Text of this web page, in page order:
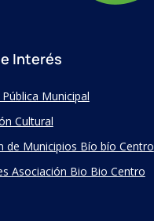
Interés
Municipal
Cultural
de Municipios Bío bío Centro
Asociación Bio Bio Centro